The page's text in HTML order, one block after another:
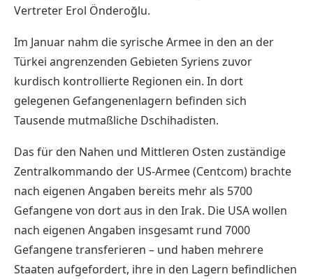
Vertreter Erol Önderoğlu.
Im Januar nahm die syrische Armee in den an der
Türkei angrenzenden Gebieten Syriens zuvor
kurdisch kontrollierte Regionen ein. In dort
gelegenen Gefangenenlagern befinden sich
Tausende mutmaßliche Dschihadisten.
Das für den Nahen und Mittleren Osten zuständige
Zentralkommando der US-Armee (Centcom) brachte
nach eigenen Angaben bereits mehr als 5700
Gefangene von dort aus in den Irak. Die USA wollen
nach eigenen Angaben insgesamt rund 7000
Gefangene transferieren – und haben mehrere
Staaten aufgefordert, ihre in den Lagern befindlichen